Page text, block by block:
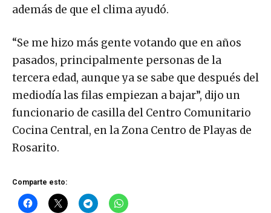
además de que el clima ayudó.
“Se me hizo más gente votando que en años
pasados, principalmente personas de la
tercera edad, aunque ya se sabe que después del
mediodía las filas empiezan a bajar”, dijo un
funcionario de casilla del Centro Comunitario
Cocina Central, en la Zona Centro de Playas de
Rosarito.
Comparte esto: